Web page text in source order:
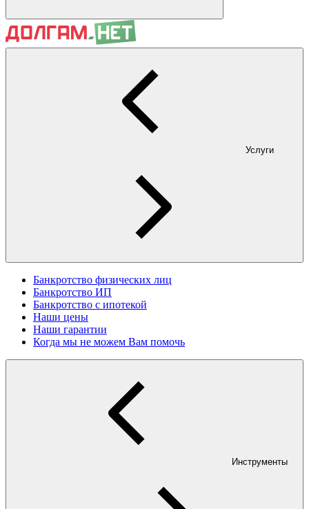
Услуги
Банкротство физических лиц
Банкротство ИП
Банкротство с ипотекой
Наши цены
Наши гарантии
Когда мы не можем Вам помочь
Инструменты